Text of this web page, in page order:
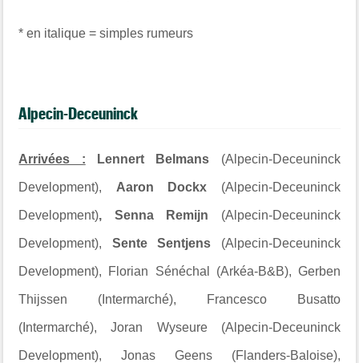
* en italique = simples rumeurs
Alpecin-Deceuninck
Arrivées : Lennert Belmans (Alpecin-Deceuninck
Development), Aaron Dockx (Alpecin-Deceuninck
Development), Senna Remijn (Alpecin-Deceuninck
Development), Sente Sentjens (Alpecin-Deceuninck
Development), Florian Sénéchal (Arkéa-B&B), Gerben
Thijssen (Intermarché), Francesco Busatto
(Intermarché), Joran Wyseure (Alpecin-Deceuninck
Development), Jonas Geens (Flanders-Baloise),